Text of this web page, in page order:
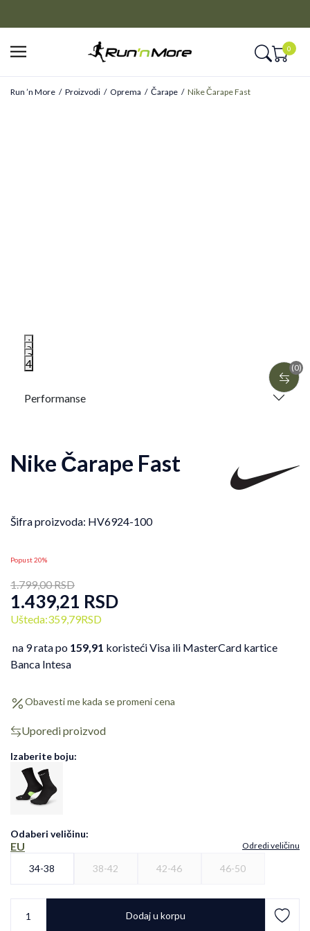
0
Run ’n More Proizvodi Oprema Čarape Nike Čarape Fast
(0)
1
2
3
4
Performanse
Nike Čarape Fast
Šifra proizvoda: HV6924-100
Popust 20%
1.799,00RSD
1.439,21 RSD
Ušteda:359,79RSD
na 9 rata po 159,91 koristeći Visa ili MasterCard kartice
Banca Intesa
Obavesti me kada se promeni cena
Uporedi proizvod
Izaberite boju:
Odaberi veličinu:
EU Odredi veličinu
34-38 38-42 42-46 46-50
Dodaj u korpu